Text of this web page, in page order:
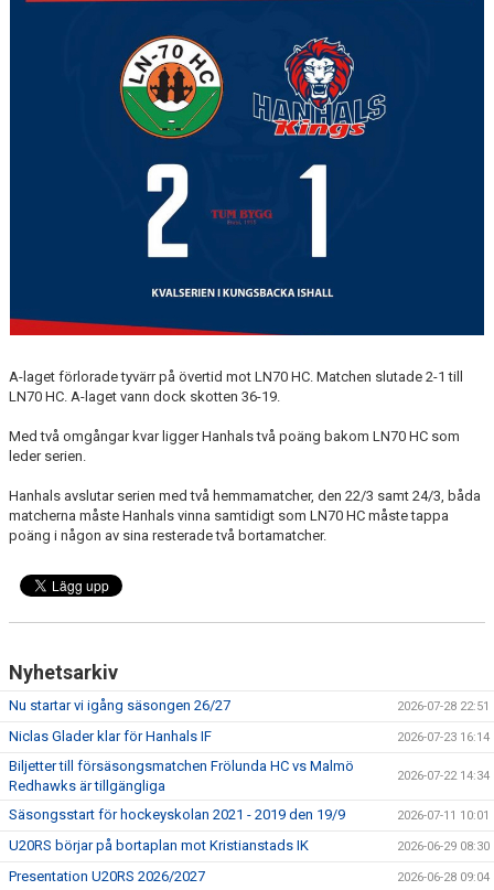
PARTNERBROSCHYR
A-laget förlorade tyvärr på övertid mot LN70 HC. Matchen slutade 2-1 till
LN70 HC. A-laget vann dock skotten 36-19.
Med två omgångar kvar ligger Hanhals två poäng bakom LN70 HC som
leder serien.
Hanhals avslutar serien med två hemmamatcher, den 22/3 samt 24/3, båda
matcherna måste Hanhals vinna samtidigt som LN70 HC måste tappa
poäng i någon av sina resterade två bortamatcher.
Nyhetsarkiv
Nu startar vi igång säsongen 26/27 2026-07-28 22:51
Niclas Glader klar för Hanhals IF 2026-07-23 16:14
Biljetter till försäsongsmatchen Frölunda HC vs Malmö
Redhawks är tillgängliga
2026-07-22 14:34
Säsongsstart för hockeyskolan 2021 - 2019 den 19/9 2026-07-11 10:01
U20RS börjar på bortaplan mot Kristianstads IK 2026-06-29 08:30
Presentation U20RS 2026/2027 2026-06-28 09:04